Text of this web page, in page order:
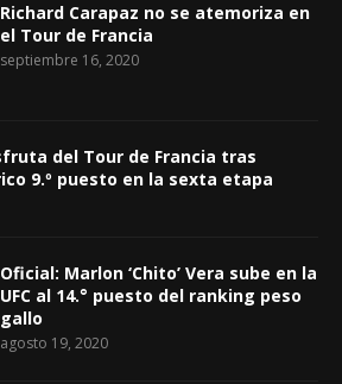
Richard Carapaz no se atemoriza en
el Tour de Francia
septiembre 16, 2020
del Tour de Francia tras
9.º puesto en la sexta etapa
Oficial: Marlon ‘Chito’ Vera sube en la
UFC al 14.° puesto del ranking peso
gallo
agosto 19, 2020